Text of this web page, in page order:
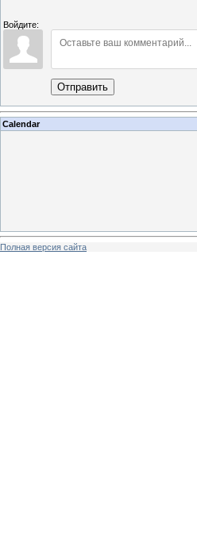
Войдите:
Отправить
Calendar
Полная версия сайта